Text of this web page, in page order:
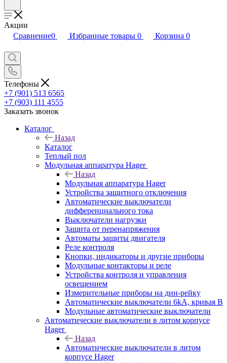
Акции
Сравнение0 Избранные товары 0 Корзина 0
Телефоны
+7 (901) 513 6565
+7 (903) 111 4555
Заказать звонок
Каталог
Назад
Каталог
Теплый пол
Модульная аппаратура Hager
Назад
Модульная аппаратура Hager
Устройства защитного отключения
Автоматические выключатели
дифференциального тока
Выключатели нагрузки
Защита от перенапряжения
Автоматы защиты двигателя
Реле контроля
Кнопки, индикаторы и другие приборы
Модульные контакторы и реле
Устройства контроля и управления
освещением
Измерительные приборы на дин-рейку
Автоматические выключатели 6kA, кривая В
Модульные автоматические выключатели
Автоматические выключатели в литом корпусе
Hager
Назад
Автоматические выключатели в литом
корпусе Hager